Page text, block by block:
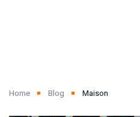
Home Blog Maison